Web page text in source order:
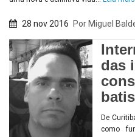
28 nov 2016 PorMiguel
das
De
como